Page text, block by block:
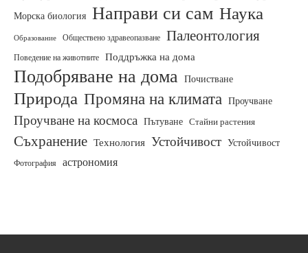
Морска биология Направи си сам Наука
Образование Обществено здравеопазване Палеонтология
Поведение на животните Поддръжка на дома
Подобряване на дома Почистване
Природа Промяна на климата Проучване
Проучване на космоса Пътуване Стайни растения
Съхранение Технология Устойчивост Устойчивост
Фотография астрономия